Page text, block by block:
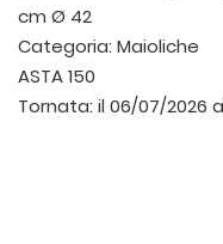
cm Ø 42
Categoria: Maioliche
ASTA 150
Tornata: il 06/07/2026